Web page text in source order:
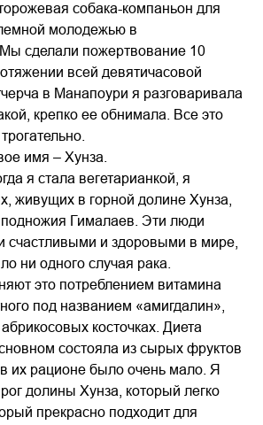
собака-компаньон для
молодежью в
сделали пожертвование 10
всей девятичасовой
в Манапоури я разговаривала
крепко ее обнимала. Все это
имя – Хунза.
я стала вегетарианкой, я
живущих в горной долине Хунза,
Гималаев. Эти люди
счастливыми и здоровыми в мире,
ни одного случая рака.
это потреблением витамина
под названием «амигдалин»,
косточках. Диета
состояла из сырых фруктов
их рационе было очень мало. Я
долины Хунза, который легко
прекрасно подходит для